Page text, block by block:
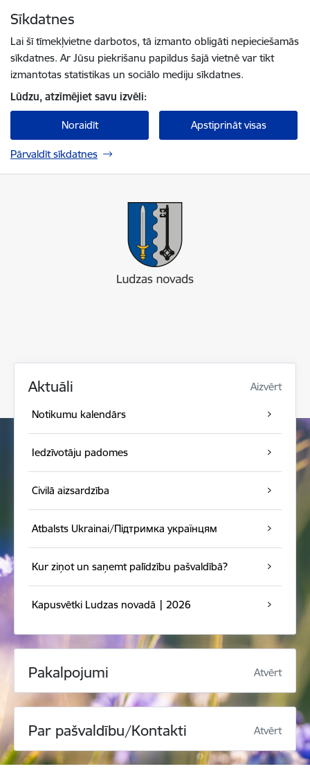
Sīkdatnes
Lai šī tīmekļvietne darbotos, tā izmanto obligāti nepieciešamās
sīkdatnes. Ar Jūsu piekrišanu papildus šajā vietnē var tikt
izmantotas statistikas un sociālo mediju sīkdatnes.
Lūdzu, atzīmējiet savu izvēli:
Noraidīt Apstiprināt visas
Pārvaldīt sīkdatnes
Aktuāli Aizvērt
Notikumu kalendārs
Iedzīvotāju padomes
Civilā aizsardzība
Atbalsts Ukrainai/Підтримка українцям
Kur ziņot un saņemt palīdzību pašvaldībā?
Kapusvētki Ludzas novadā | 2026
Pakalpojumi Atvērt
Par pašvaldību/Kontakti Atvērt